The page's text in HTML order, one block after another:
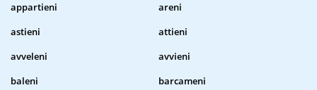
appartieni
areni
astieni
attieni
avveleni
avvieni
baleni
barcameni